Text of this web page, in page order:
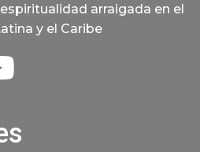
arraigada en el
y el Caribe